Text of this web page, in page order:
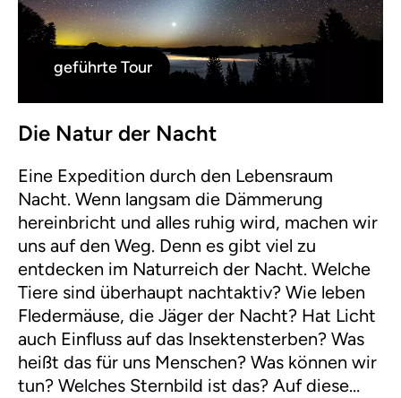
geführte Tour
Die Natur der Nacht
Eine Expedition durch den Lebensraum
Nacht. Wenn langsam die Dämmerung
hereinbricht und alles ruhig wird, machen wir
uns auf den Weg. Denn es gibt viel zu
entdecken im Naturreich der Nacht. Welche
Tiere sind überhaupt nachtaktiv? Wie leben
Fledermäuse, die Jäger der Nacht? Hat Licht
auch Einfluss auf das Insektensterben? Was
heißt das für uns Menschen? Was können wir
tun? Welches Sternbild ist das? Auf diese